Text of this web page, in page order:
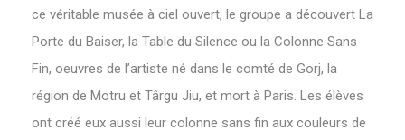
ce véritable musée à ciel ouvert, le groupe a découvert La
Porte du Baiser, la Table du Silence ou la Colonne Sans
Fin, oeuvres de l’artiste né dans le comté de Gorj, la
région de Motru et Târgu Jiu, et mort à Paris. Les élèves
ont créé eux aussi leur colonne sans fin aux couleurs de